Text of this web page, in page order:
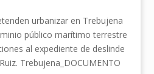
urbanizar en Trebujena
público marítimo terrestre
al expediente de deslinde
Trebujena_DOCUMENTO